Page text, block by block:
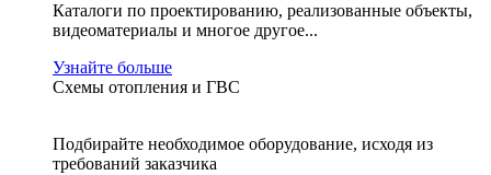
Каталоги по проектированию, реализованные объекты,
видеоматериалы и многое другое...
Узнайте больше
Схемы отопления и ГВС
Подбирайте необходимое оборудование, исходя из
требований заказчика